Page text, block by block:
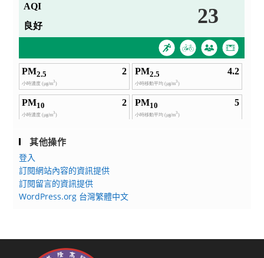
其他操作
登入
訂閱網站內容的資訊提供
訂閱留言的資訊提供
WordPress.org 台灣繁體中文